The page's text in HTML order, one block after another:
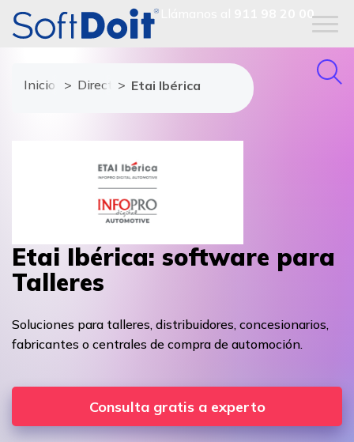
911 98 20 00
Inicio Directorio de proveedores
Etai Ibérica
Etai Ibérica: software para
Talleres
Soluciones para talleres, distribuidores, concesionarios,
fabricantes o centrales de compra de automoción.
Consulta gratis a experto